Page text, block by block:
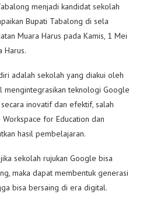
menjadi kandidat sekolah
Bupati Tabalong di sela
Muara Harus pada Kamis, 1 Mei
Harus.
adalah sekolah yang diakui oleh
mengintegrasikan teknologi Google
inovatif dan efektif, salah
for Education dan
hasil pembelajaran.
sekolah rujukan Google bisa
maka dapat membentuk generasi
bisa bersaing di era digital.